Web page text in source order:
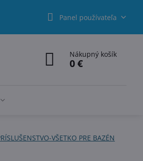
Panel používateľa
Nákupný košík
0 €
VŠETKO PRE BAZÉN